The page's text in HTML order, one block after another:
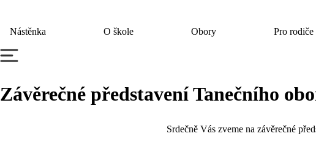
Nástěnka O škole Obory Pro rodiče
Závěrečné představení Tanečního
Srdečně Vás zveme na závěrečné